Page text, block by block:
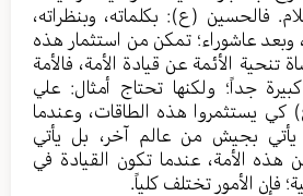
فالحسين (ع): بكلماته، وبنظراته،
وبعد عاشوراء؛ تمكن من استثمار هذه
تنحية الأئمة عن قيادة الأمة، فالأمة
جداً؛ ولكنها تحتاج أمثال: علي
يستثمروا هذه الطاقات، وعندما
يأتي بجيش من عالم آخر، بل يأتي
هذه الأمة، عندما تكون القيادة في
فإن الأمور تختلف كلياً.